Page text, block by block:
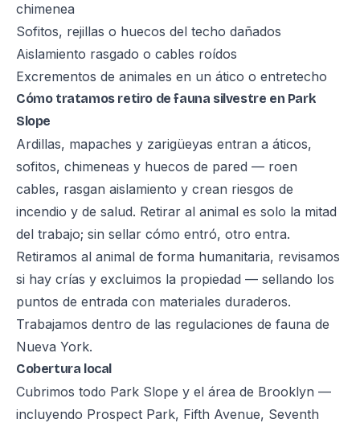
chimenea
Sofitos, rejillas o huecos del techo dañados
Aislamiento rasgado o cables roídos
Excrementos de animales en un ático o entretecho
Cómo tratamos retiro de fauna silvestre en Park
Slope
Ardillas, mapaches y zarigüeyas entran a áticos,
sofitos, chimeneas y huecos de pared — roen
cables, rasgan aislamiento y crean riesgos de
incendio y de salud. Retirar al animal es solo la mitad
del trabajo; sin sellar cómo entró, otro entra.
Retiramos al animal de forma humanitaria, revisamos
si hay crías y excluimos la propiedad — sellando los
puntos de entrada con materiales duraderos.
Trabajamos dentro de las regulaciones de fauna de
Nueva York.
Cobertura local
Cubrimos todo Park Slope y el área de Brooklyn —
incluyendo Prospect Park, Fifth Avenue, Seventh